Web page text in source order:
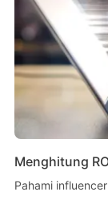
Menghitung
Pahami